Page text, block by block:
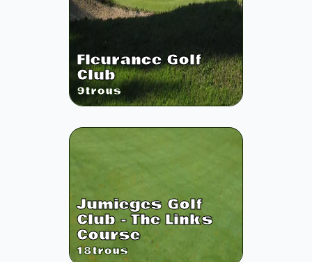
Fleurance Golf
Club
9trous
Jumieges Golf
Club - The Links
Course
18trous